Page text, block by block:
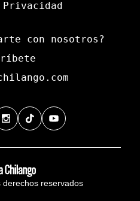
con nosotros?
reservados